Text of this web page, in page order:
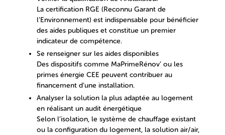
La certification RGE (Reconnu Garant de
l’Environnement) est indispensable pour bénéficier
des aides publiques et constitue un premier
indicateur de compétence.
Se renseigner sur les aides disponibles
Des dispositifs comme MaPrimeRénov’ ou les
primes énergie CEE peuvent contribuer au
financement d’une installation.
Analyser la solution la plus adaptée au logement
en réalisant un audit énergétique
Selon l’isolation, le système de chauffage existant
ou la configuration du logement, la solution air/air,